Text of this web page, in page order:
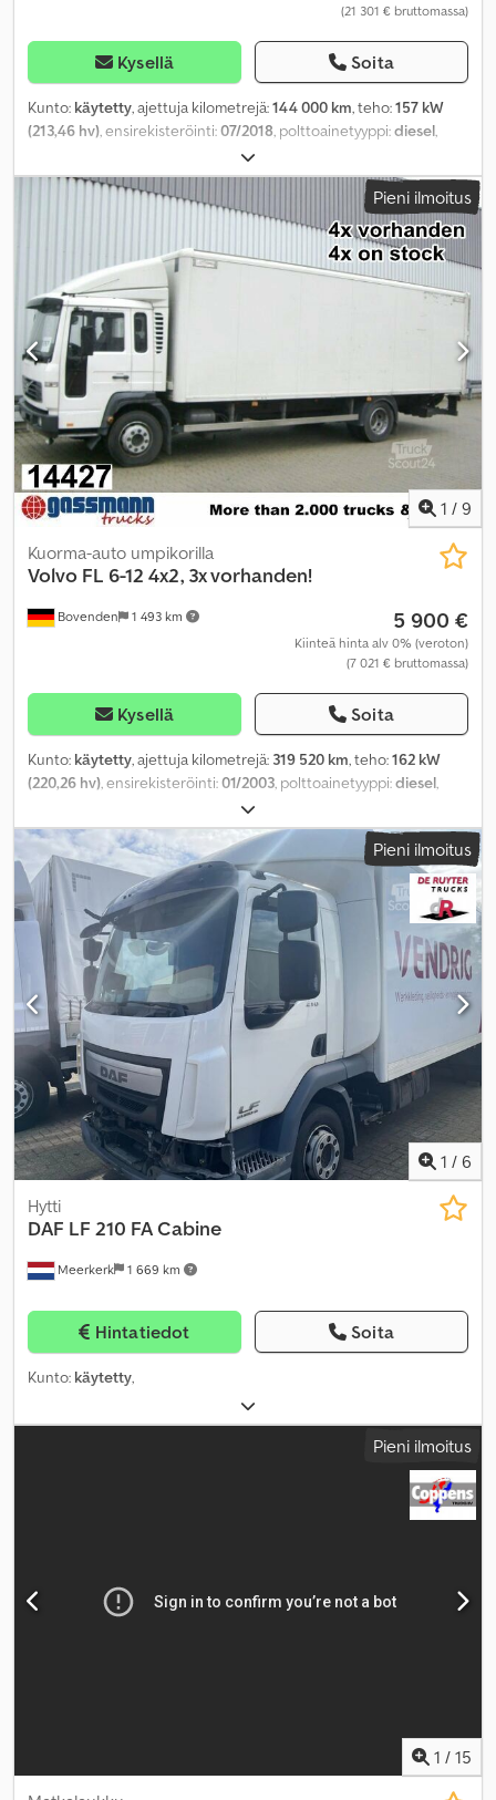
(21 301 € bruttomassa)
Kysellä Soita
Kunto: käytetty, ajettuja kilometrejä:144 000 km, teho:157 kW
(213,46 hv), ensirekisteröinti:07/2018, polttoainetyyppi:diesel,
, vaihteistotyyppi:
päästöluokka:Euro 6, Varusteet:noesuodatin,
pysäköintilämmitin, Pieni ilmoitus
1 / 9
Bovenden 1 493 km
Kuorma-auto umpikorilla
Volvo FL 6-12 4x2, 3x vorhanden!
5 900 €
Kiinteä hinta alv 0% (veroton)
(7 021 € bruttomassa)
Kysellä Soita
Kunto: käytetty, ajettuja kilometrejä: 319 520 km, teho:162 kW
(220,26 hv), ensirekisteröinti:01/2003, polttoainetyyppi:diesel,
, maksimi kuormauspaino:
kokonaispaino:11 990 kg, renkaan koko:265/70R19.5,
akselikokoonpano:4x2, akseliväli: 4 900 mm , väri: valkoinen,
ohjaamo: päiväohjaamo, vaihteistotyyppi:
päästöluokka:Euro 3, jousitus:teräs-ilma
, kuormatilan pituus:
7 050 mm, lastitilan leveys:2 470 mm, kuormatilan korkeus:2 020
mm
, Varusteet:ABS, alhainen melutaso, hytti, ilmastointi,
perävaunukytkin, spoileri, takalaitanostin, tasauspyörästön
lukko,
Pieni ilmoitus
1 / 6
Meerkerk 1 669 km
Hytti
DAF LF 210 FA Cabine
Hintatiedot Soita
Kunto: käytetty,
Pieni ilmoitus
1 / 15